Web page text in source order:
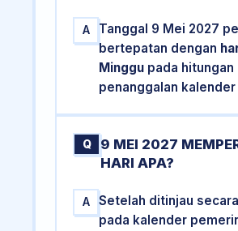
A
Tanggal 9 Mei 2027
bertepatan dengan
Minggu pada hitungan
penanggalan kalender
Q
9 MEI 2027
HARI APA?
A
Setelah ditinjau
pada kalender